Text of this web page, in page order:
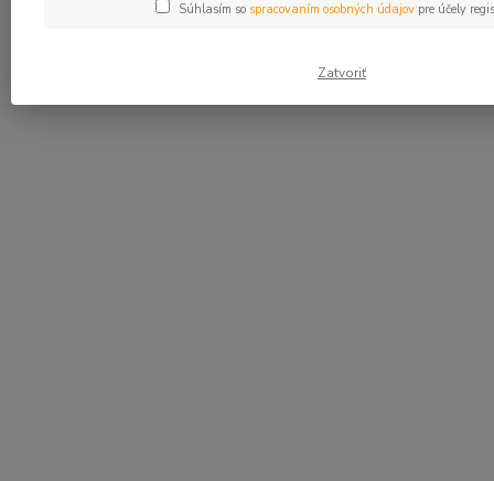
Súhlasím so spracovaním osobných údajovpre účely
Zatvoriť